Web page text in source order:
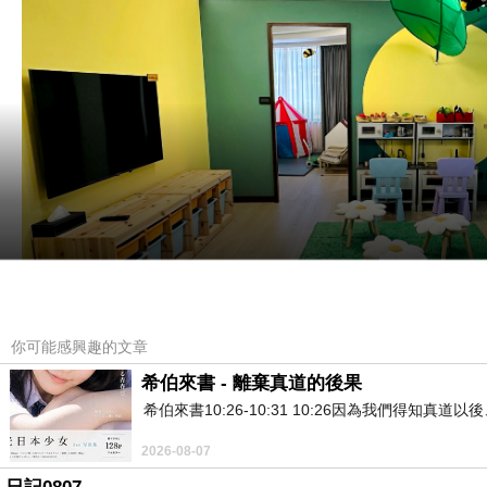
你可能感興趣的文章
希伯來書 - 離棄真道的後果
希伯來書10:26-10:31 10:26因為我們得知真道以
2026-08-07